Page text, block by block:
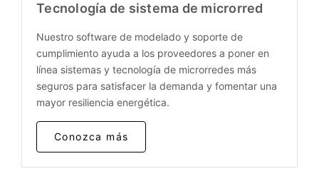
Tecnología de sistema de microrred
Nuestro software de modelado y soporte de
cumplimiento ayuda a los proveedores a poner en
línea sistemas y tecnología de microrredes más
seguros para satisfacer la demanda y fomentar una
mayor resiliencia energética.
Conozca más